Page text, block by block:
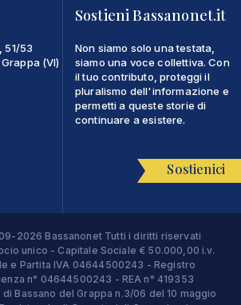
51/53
(VI)
Sostieni Bassanonet.it
Non siamo solo una testata,
siamo una voce collettiva. Con
il tuo contributo, proteggi il
pluralismo dell'informazione e
permetti a queste storie di
continuare a esistere.
Sostienici
2026 Bassanonet Tutti i diritti riservati
unico - Capitale Sociale € 50.000,00 i.v.
e Partita IVA 04644500243 - Registro
n° 04644500243 - REA n° 419353
Bassano del Grappa n.3/06 del 10 maggio